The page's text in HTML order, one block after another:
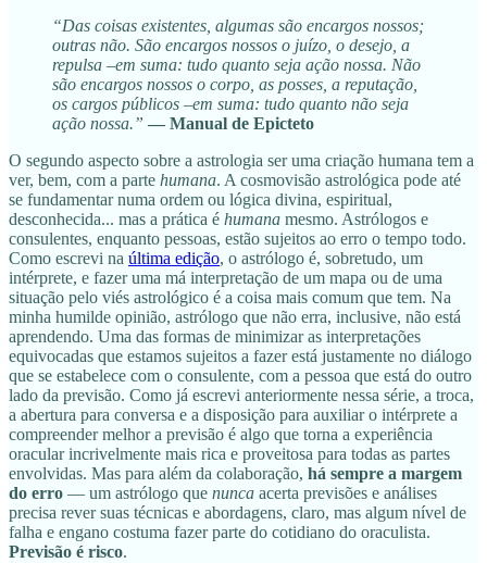
“Das coisas existentes, algumas são encargos nossos;
outras não. São encargos nossos o juízo, o desejo, a
repulsa –em suma: tudo quanto seja ação nossa. Não
são encargos nossos o corpo, as posses, a reputação,
os cargos públicos –em suma: tudo quanto não seja
ação nossa.” — Manual de Epicteto
O segundo aspecto sobre a astrologia ser uma criação humana tem a
ver, bem, com a parte humana. A cosmovisão astrológica pode até
se fundamentar numa ordem ou lógica divina, espiritual,
desconhecida... mas a prática é humana mesmo. Astrólogos e
consulentes, enquanto pessoas, estão sujeitos ao erro o tempo todo.
Como escrevi na última edição, o astrólogo é, sobretudo, um
intérprete, e fazer uma má interpretação de um mapa ou de uma
situação pelo viés astrológico é a coisa mais comum que tem. Na
minha humilde opinião, astrólogo que não erra, inclusive, não está
aprendendo. Uma das formas de minimizar as interpretações
equivocadas que estamos sujeitos a fazer está justamente no diálogo
que se estabelece com o consulente, com a pessoa que está do outro
lado da previsão. Como já escrevi anteriormente nessa série, a troca,
a abertura para conversa e a disposição para auxiliar o intérprete a
compreender melhor a previsão é algo que torna a experiência
oracular incrivelmente mais rica e proveitosa para todas as partes
envolvidas. Mas para além da colaboração, há sempre a margem
do erro — um astrólogo que nunca acerta previsões e análises
precisa rever suas técnicas e abordagens, claro, mas algum nível de
falha e engano costuma fazer parte do cotidiano do oraculista.
Previsão é risco.